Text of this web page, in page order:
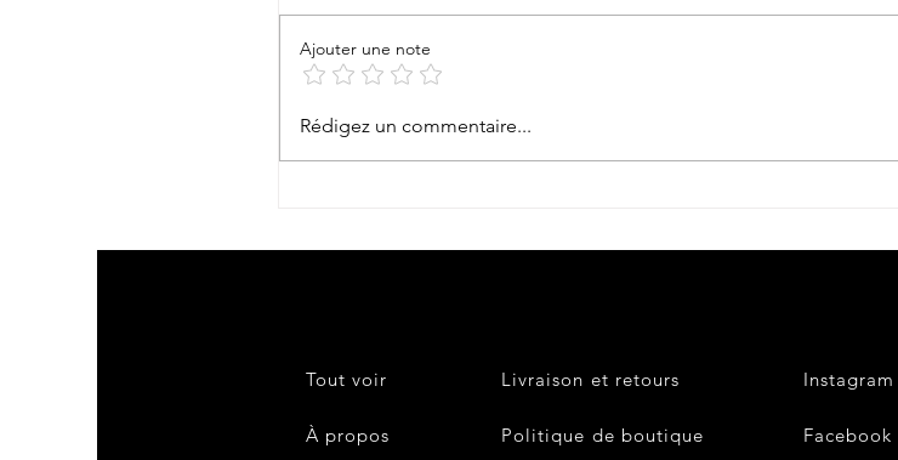
Te Aito Ma’ohi !
Ajouter une note
Rédigez un commentaire...
Tout voir
À propos
Livraison et retours
Politique de boutique
Instagram
Facebook